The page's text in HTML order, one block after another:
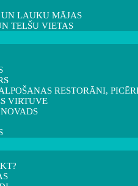
LAUKU MĀJAS
TELŠU VIETAS
RESTORĀNI,
VIRTUVE